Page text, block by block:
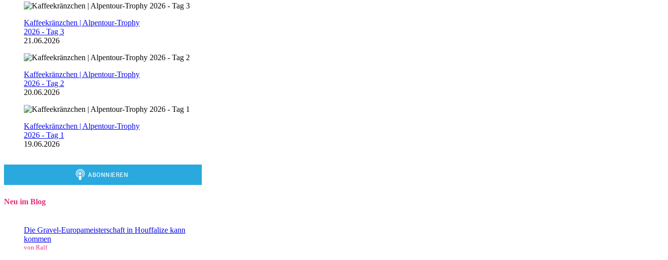
Kaffeekränzchen | Alpentour-Trophy
2026 - Tag 3
21.06.2026
Kaffeekränzchen | Alpentour-Trophy
2026 - Tag 2
20.06.2026
Kaffeekränzchen | Alpentour-Trophy
2026 - Tag 1
19.06.2026
Neu im Blog
Die Gravel-Europameisterschaft in Houffalize kann
kommen
von Ralf